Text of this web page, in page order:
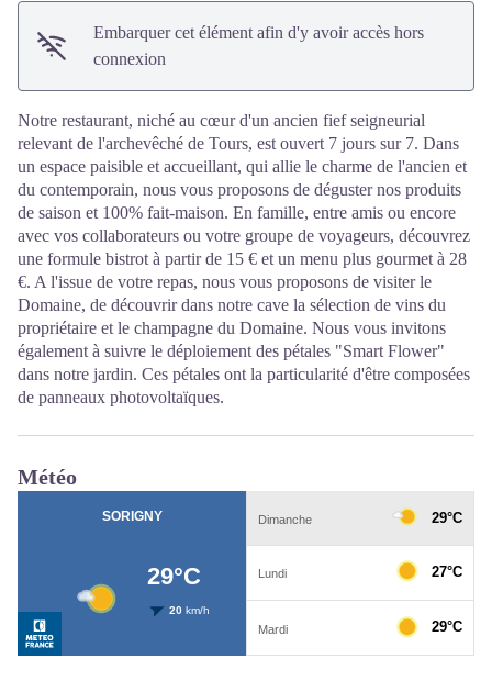
Embarquer cet élément afin d'y avoir accès hors
connexion
Notre restaurant, niché au cœur d'un ancien fief seigneurial
relevant de l'archevêché de Tours, est ouvert 7 jours sur 7. Dans
un espace paisible et accueillant, qui allie le charme de l'ancien et
du contemporain, nous vous proposons de déguster nos produits
de saison et 100% fait-maison. En famille, entre amis ou encore
avec vos collaborateurs ou votre groupe de voyageurs, découvrez
une formule bistrot à partir de 15 € et un menu plus gourmet à 28
€. A l'issue de votre repas, nous vous proposons de visiter le
Domaine, de découvrir dans notre cave la sélection de vins du
propriétaire et le champagne du Domaine. Nous vous invitons
également à suivre le déploiement des pétales "Smart Flower"
dans notre jardin. Ces pétales ont la particularité d'être composées
de panneaux photovoltaïques.
Météo